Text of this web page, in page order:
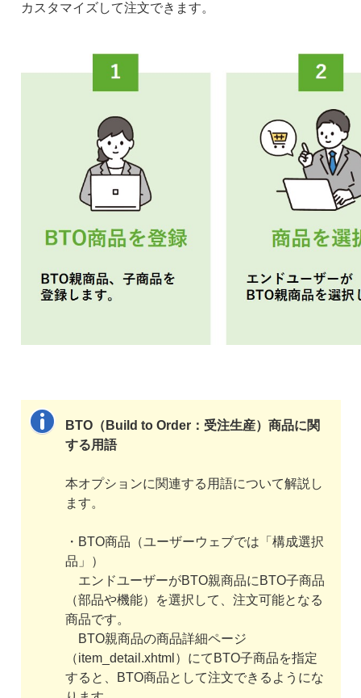
カスタマイズして注文できます。
BTO（Build to Order：受注生産）商品に関
する用語
本オプションに関連する用語について解説し
ます。
・BTO商品（ユーザーウェブでは「構成選択
品」）
エンドユーザーがBTO親商品にBTO子商品
（部品や機能）を選択して、注文可能となる
商品です。
BTO親商品の商品詳細ページ
（item_detail.xhtml）にてBTO子商品を指定
すると、BTO商品として注文できるようにな